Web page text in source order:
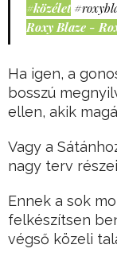
#közélet
Roxy Blaze -
Ha igen, a
bosszú
ellen, akik
Vagy a
nagy terv
Ennek a sok
felkészítsen
végső közeli